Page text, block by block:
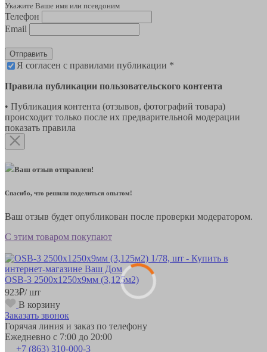
Укажите Ваше имя или псевдоним
Телефон
Email
Отправить
Я согласен с правилами публикации *
Правила публикации пользовательского контента
• Публикация контента (отзывов, фотографий товара)
происходит только после их предварительной модерации
показать правила
Ваш отзыв отправлен!
Спасибо, что решили поделиться опытом!
Ваш отзыв будет опубликован после проверки модератором.
С этим товаром покупают
OSB-3 2500х1250х9мм (3,125м2)
923₽/ шт
В корзину
Заказать звонок
Горячая линия и заказ по телефону
Ежедневно с 7:00 до 20:00
+7 (863) 310-000-3